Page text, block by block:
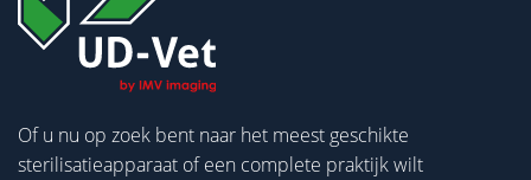
Of u nu op zoek bent naar het meest geschikte
sterilisatieapparaat of een complete praktijk wilt